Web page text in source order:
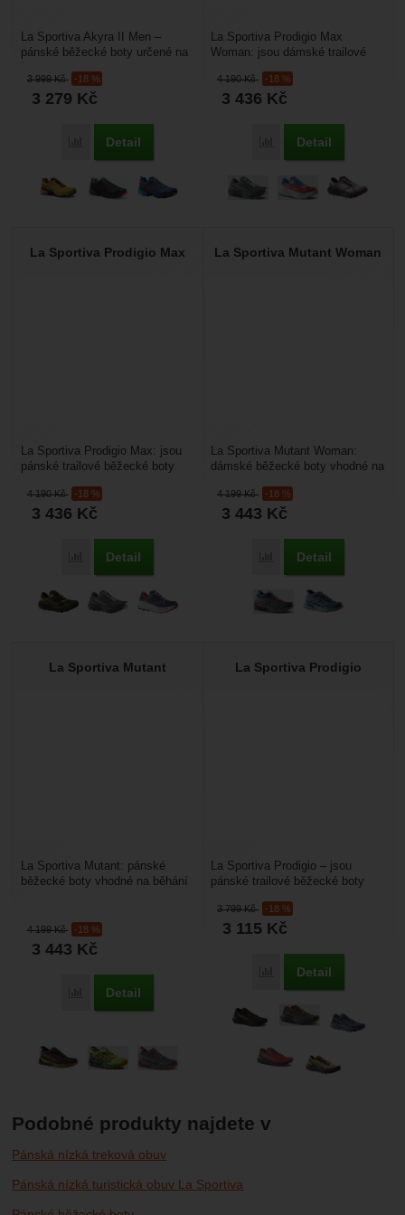
3 999Kč -18 %
3 279 Kč
Porovnat
Detail
La Sportiva Akyra II Men –
pánské běžecké boty určené na
dlouhé tratě. Bytelný...
4 190Kč -18 %
3 436 Kč
Porovnat
Detail
La Sportiva Prodigio Max
Woman: jsou dámské trailové
velmi dlouhé vzdálenosti,...
La Sportiva Prodigio Max
4 190Kč -18 %
3 436 Kč
Porovnat
Detail
La Sportiva Prodigio Max: jsou
pánské trailové běžecké boty
vzdálenosti,...
La Sportiva Mutant Woman
4 199Kč -18 %
3 443 Kč
Porovnat
Detail
La Sportiva Mutant Woman:
dámské běžecké boty vhodné na
různých jiných...
La Sportiva Mutant
4 199Kč -18 %
3 443 Kč
Porovnat
Detail
La Sportiva Mutant: pánské
běžecké boty vhodné na běhání
La Sportiva Prodigio
3 799Kč -18 %
3 115 Kč
Porovnat
Detail
La Sportiva Prodigio – jsou
pánské trailové běžecké boty
vzdálenosti(horský...
Podobné produkty najdete v
Pánská nízká treková obuv
Pánská nízká turistická obuv La Sportiva